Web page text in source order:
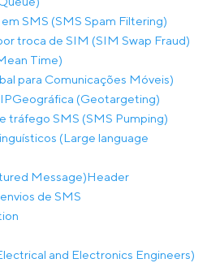
SMS (SMS Spam Filtering)
troca de SIM (SIM Swap Fraud)
Time)
para Comunicações Móveis)
Geográfica (Geotargeting)
tráfego SMS (SMS Pumping)
(Large language
Message)Header
de SMS
and Electronics Engineers)